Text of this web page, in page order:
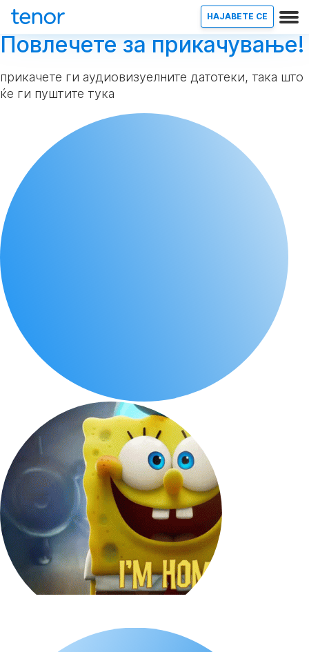
НАЈАВETE СЕ
Повлечете за прикачување!
прикачете ги аудиовизуелните датотеки, така што
ќе ги пуштите тука